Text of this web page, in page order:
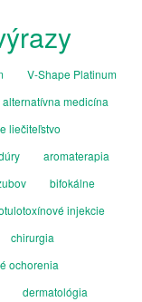
V-Shape Platinum
alternatívna medicína
liečiteľstvo
aromaterapia
bifokálne
injekcie
chirurgia
ochorenia
dermatológia